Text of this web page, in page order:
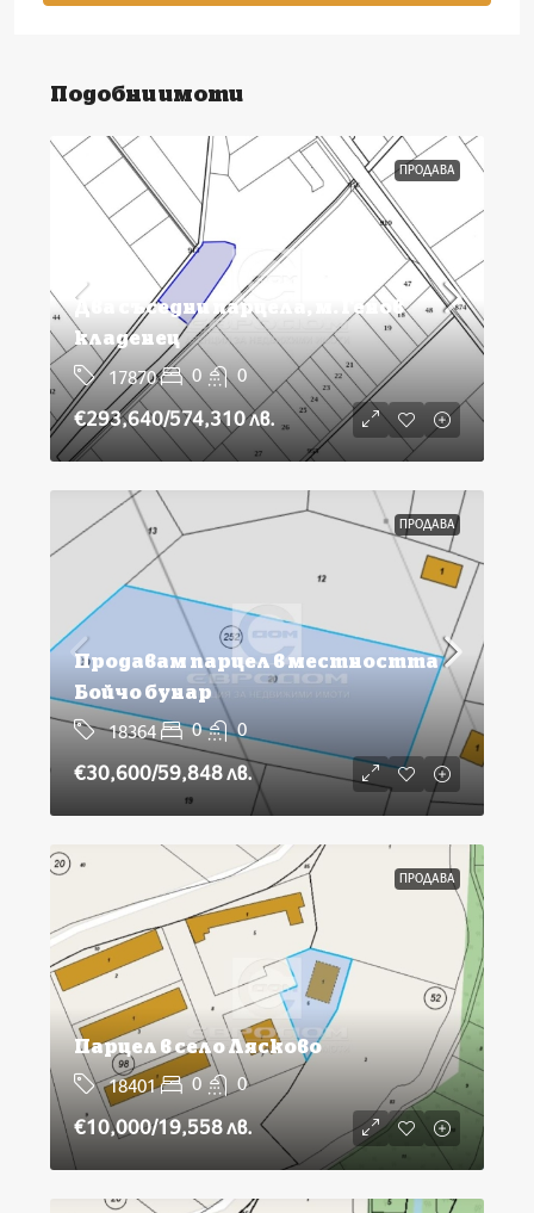
Подобни имоти
ПРОДАВА
Два съседни парцела, м. Генов
кладенец
17870 0 0
€293,640/574,310 лв.
ПРОДАВА
Продавам парцел в местността
Бойчо бунар
18364 0 0
€30,600/59,848 лв.
ПРОДАВА
Парцел в село Лясково
18401 0 0
€10,000/19,558 лв.